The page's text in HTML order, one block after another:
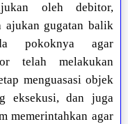
oleh debitor,
ajukan gugatan balik
pokoknya agar
telah melakukan
menguasasi objek
eksekusi, dan juga
memerintahkan agar